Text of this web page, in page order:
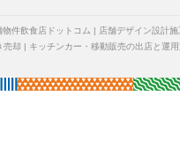
件飲食店ドットコム
店舗デザイン設計
売却
キッチンカー・移動販売の出店と運